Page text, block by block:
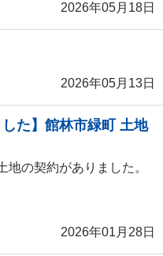
2026年05月18日
2026年05月13日
た】館林市緑町 土地
地の契約がありました。
2026年01月28日